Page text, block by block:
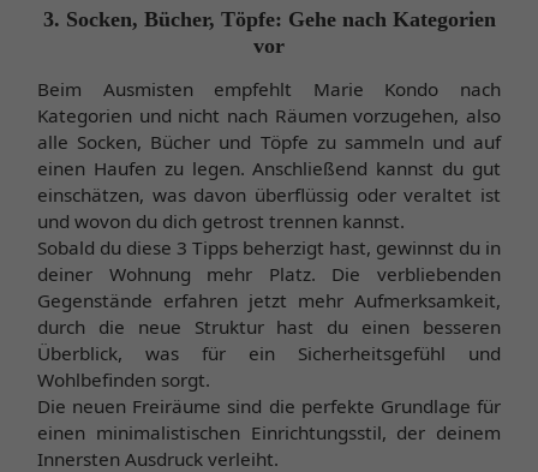
3. Socken, Bücher, Töpfe: Gehe nach Kategorien
vor
Beim Ausmisten empfehlt Marie Kondo nach
Kategorien und nicht nach Räumen vorzugehen, also
alle Socken, Bücher und Töpfe zu sammeln und auf
einen Haufen zu legen. Anschließend kannst du gut
einschätzen, was davon überflüssig oder veraltet ist
und wovon du dich getrost trennen kannst.
Sobald du diese 3 Tipps beherzigt hast, gewinnst du in
deiner Wohnung mehr Platz. Die verbliebenden
Gegenstände erfahren jetzt mehr Aufmerksamkeit,
durch die neue Struktur hast du einen besseren
Überblick, was für ein Sicherheitsgefühl und
Wohlbefinden sorgt.
Die neuen Freiräume sind die perfekte Grundlage für
einen minimalistischen Einrichtungsstil, der deinem
Innersten Ausdruck verleiht.